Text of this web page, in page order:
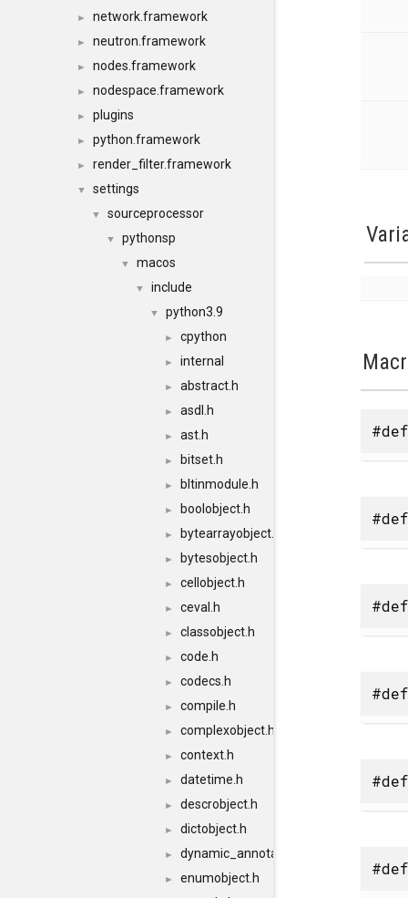
► network.framework
► neutron.framework
► nodes.framework
► nodespace.framework
► plugins
► python.framework
► render_filter.framework
▼ settings
▼ sourceprocessor
▼ pythonsp
▼ macos
▼ include
▼ python3.9
► cpython
► internal
► abstract.h
► asdl.h
► ast.h
► bitset.h
► bltinmodule.h
► boolobject.h
► bytearrayobject.h
► bytesobject.h
► cellobject.h
► ceval.h
► classobject.h
► code.h
► codecs.h
► compile.h
► complexobject.h
► context.h
► datetime.h
► descrobject.h
► dictobject.h
► dynamic_annotations.h
►
enumobject.h